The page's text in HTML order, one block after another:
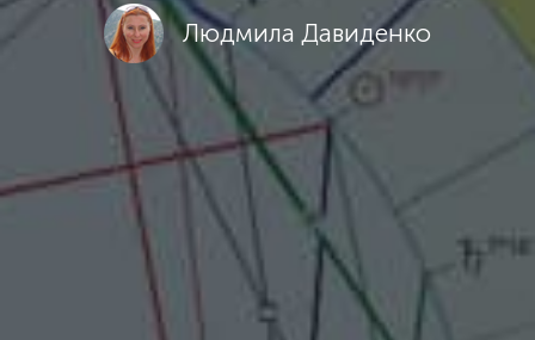
Людмила Давиденко